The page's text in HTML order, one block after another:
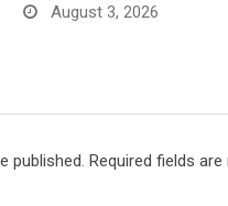
August 3, 2026
published. Required fields are